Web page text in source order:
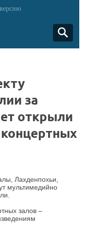
за
открыли
Лахденпохьи,
мультимедийно
залов –